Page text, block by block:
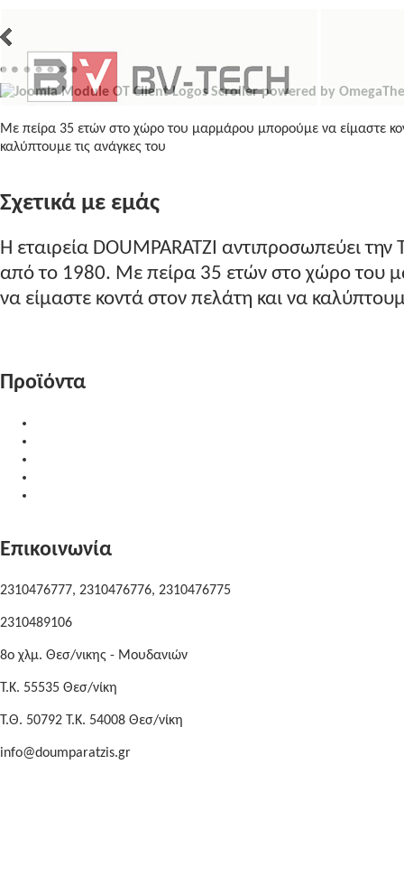
Με πείρα 35 ετών στο χώρο του μαρμάρου μπορούμε να είμαστε
καλύπτουμε τις ανάγκες του
Σχετικά με εμάς
Η εταιρεία DOUMPARATZI αντιπροσωπεύει την
από το 1980. Με πείρα 35 ετών στο χώρο του
να είμαστε κοντά στον πελάτη και να
Προϊόντα
Επικοινωνία
2310476777, 2310476776, 2310476775
2310489106
8o χλμ. Θεσ/νικης - Μουδανιών
Τ.Κ. 55535 Θεσ/νίκη
Τ.Θ. 50792 Τ.Κ. 54008 Θεσ/νίκη
info@doumparatzis.gr